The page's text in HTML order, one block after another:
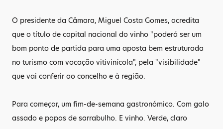
O presidente da Câmara, Miguel Costa Gomes, acredita
que o título de capital nacional do vinho "poderá ser um
bom ponto de partida para uma aposta bem estruturada
no turismo com vocação vitivinícola", pela "visibilidade"
que vai conferir ao concelho e à região.
Para começar, um fim-de-semana gastronómico. Com galo
assado e papas de sarrabulho. E vinho. Verde, claro